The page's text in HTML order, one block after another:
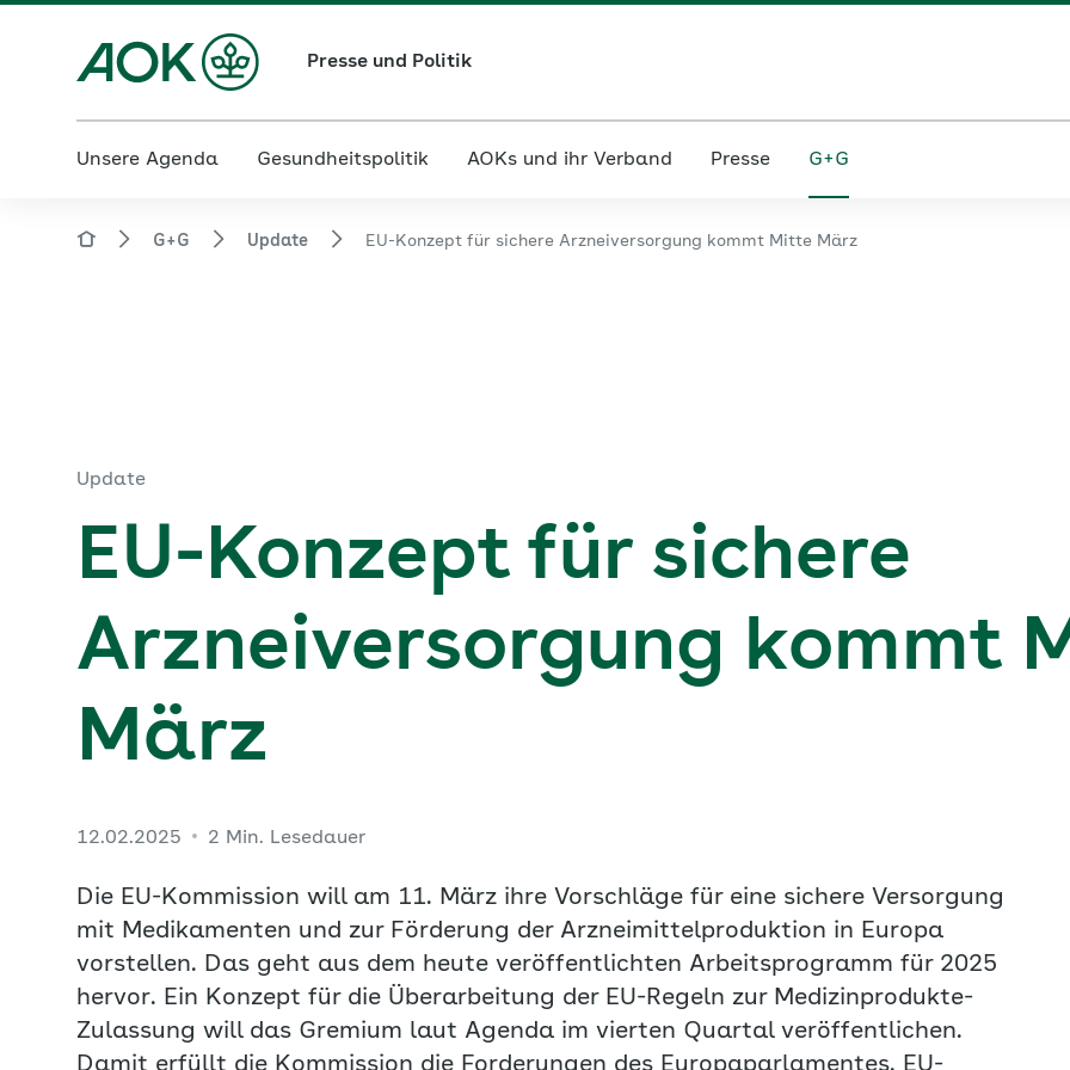
Presse und Politik
Unsere Agenda Gesundheitspolitik AOKs und ihr Verband Presse G+G
G+G Update EU-Konzept für sichere Arzneiversorgung kommt Mitte März
Update
EU-Konzept für sichere
Arzneiversorgung kommt
März
12.02.2025 2 Min. Lesedauer
Die EU-Kommission will am 11. März ihre Vorschläge für eine sichere Versorgung
mit Medikamenten und zur Förderung der Arzneimittelproduktion in Europa
vorstellen. Das geht aus dem heute veröffentlichten Arbeitsprogramm für 2025
hervor. Ein Konzept für die Überarbeitung der EU-Regeln zur Medizinprodukte-
Zulassung will das Gremium laut Agenda im vierten Quartal veröffentlichen.
Damit erfüllt die Kommission die Forderungen des Europaparlamentes. EU-